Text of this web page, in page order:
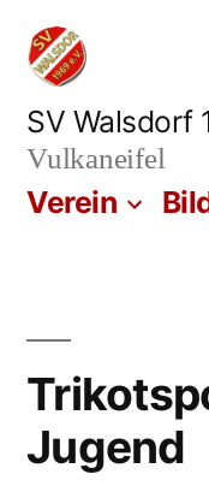
Zum
Inhalt
springen
SV Walsdorf
Vulkaneifel
Verein
Jugend